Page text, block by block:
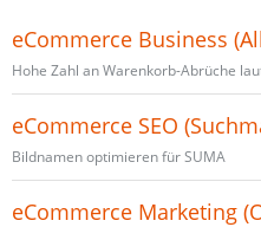
eCommerce Business
Hohe Zahl an Warenkorb-Abrüche
eCommerce SEO
Bildnamen optimieren für SUMA
eCommerce Marketing